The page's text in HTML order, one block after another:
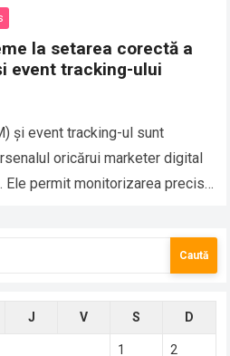
la setarea corectă a
event tracking-ului
și event tracking-ul sunt
oricărui marketer digital
Ele permit monitorizarea precisă
J V S D
1 2